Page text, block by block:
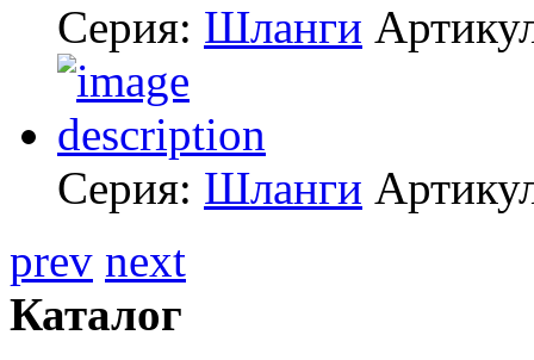
Серия: Шланги
Серия: Шланги
prev next
Каталог